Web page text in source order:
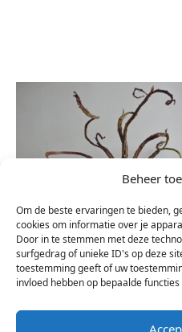
Beheer
Om de beste ervaringen te bieden,
cookies om informatie over je
Door in te stemmen met deze
surfgedrag of unieke ID's op deze
toestemming geeft of uw
invloed hebben op bepaalde